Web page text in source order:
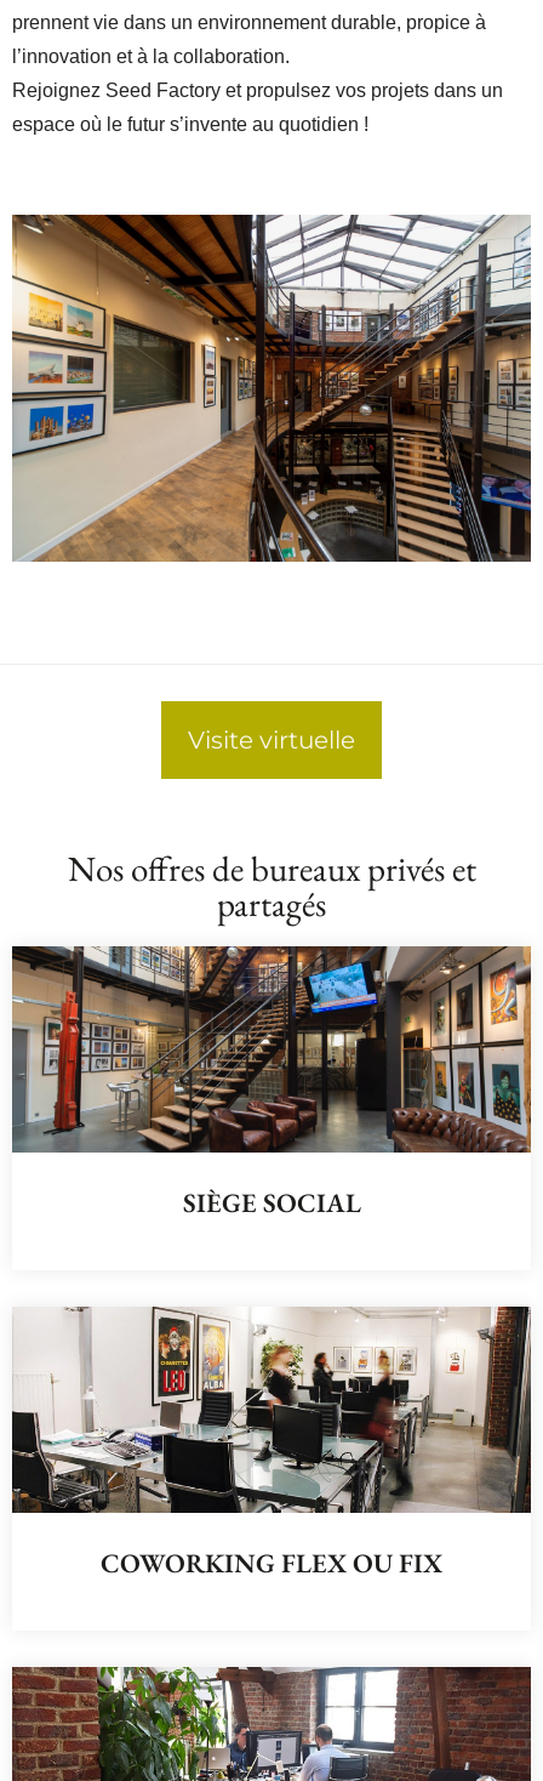
prennent vie dans un environnement durable, propice à
l’innovation et à la collaboration.
Rejoignez Seed Factory et propulsez vos projets dans un
espace où le futur s’invente au quotidien !
Visite virtuelle
Nos offres de bureaux privés et
partagés
SIÈGE SOCIAL
COWORKING FLEX OU FIX